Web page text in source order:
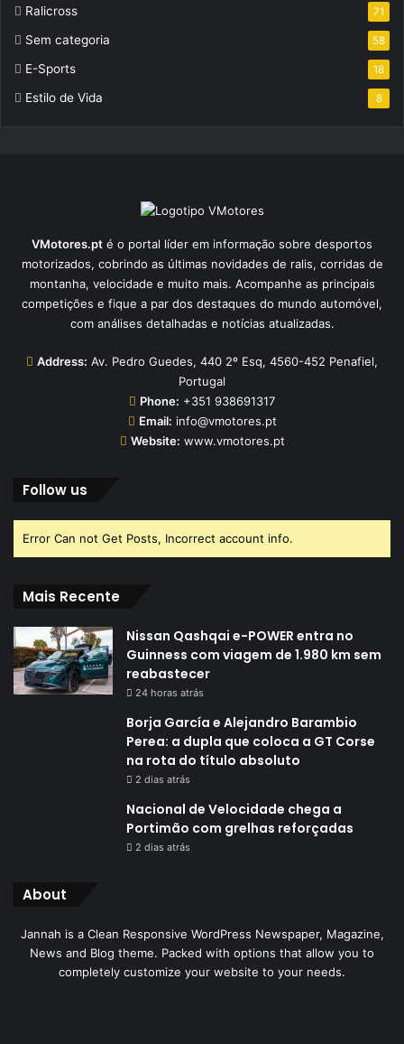
Ralicross 71
Sem categoria 58
E-Sports 18
Estilo de Vida 8
VMotores.pt é o portal líder em informação sobre desportos
motorizados, cobrindo as últimas novidades de ralis, corridas de
montanha, velocidade e muito mais. Acompanhe as principais
competições e fique a par dos destaques do mundo automóvel,
com análises detalhadas e notícias atualizadas.
Address: Av. Pedro Guedes, 440 2º Esq, 4560-452 Penafiel,
Portugal
Phone: +351 938691317
Email: info@vmotores.pt
Website: www.vmotores.pt
Follow us
Error Can not Get Posts, Incorrect account info.
Mais Recente
Nissan Qashqai e-POWER entra no
Guinness com viagem de 1.980 km sem
reabastecer
24 horas atrás
Borja García e Alejandro Barambio
Perea: a dupla que coloca a GT Corse
na rota do título absoluto
2 dias atrás
Nacional de Velocidade chega a
Portimão com grelhas reforçadas
2 dias atrás
About
Jannah is a Clean Responsive WordPress Newspaper, Magazine,
News and Blog theme. Packed with options that allow you to
completely customize your website to your needs.